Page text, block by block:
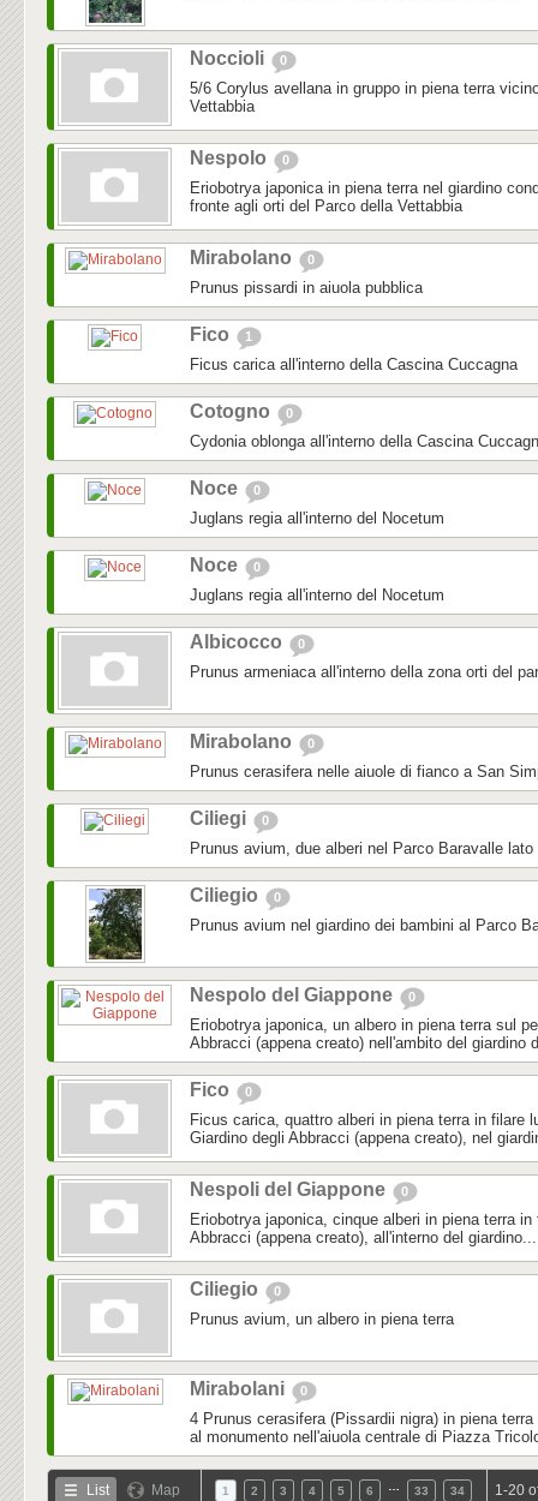
Noccioli 0
5/6 Corylus avellana in gruppo in piena terra
Vettabbia
Nespolo 0
Eriobotrya japonica in piena terra nel giardino
fronte agli orti del Parco della Vettabbia
Mirabolano 0
Prunus pissardi in aiuola pubblica
Fico 1
Ficus carica all'interno della Cascina Cuccagna
Cotogno 0
Cydonia oblonga all'interno della Cascina
Noce 0
Juglans regia all'interno del Nocetum
Noce 0
Juglans regia all'interno del Nocetum
Albicocco 0
Prunus armeniaca all'interno della zona orti del
Mirabolano 0
Prunus cerasifera nelle aiuole di fianco a San
Ciliegi 0
Prunus avium, due alberi nel Parco Baravalle
Ciliegio 0
Prunus avium nel giardino dei bambini al Parco
Nespolo del Giappone 0
Eriobotrya japonica, un albero in piena terra sul
Abbracci (appena creato) nell'ambito del giardino
Fico 0
Ficus carica, quattro alberi in piena terra in filare
Giardino degli Abbracci (appena creato), nel
Nespoli del Giappone 0
Eriobotrya japonica, cinque alberi in piena terra
Abbracci (appena creato), all'interno del giardino...
Ciliegio 0
Prunus avium, un albero in piena terra
Mirabolani 0
4 Prunus cerasifera (Pissardii nigra) in piena
al monumento nell'aiuola centrale di Piazza
List Map 1 2 3 4 5 6 33 34 1-20